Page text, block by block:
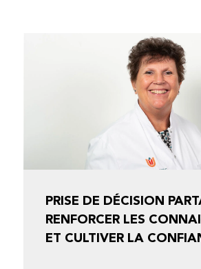
PRISE DE DÉCISION
RENFORCER LES
ET CULTIVER LA